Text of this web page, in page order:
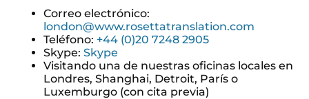
Correo electrónico:
london@www.rosettatranslation.com
Teléfono: +44 (0)20 7248 2905
Skype: Skype
Visitando una de nuestras oficinas locales en
Londres, Shanghai, Detroit, París o
Luxemburgo (con cita previa)